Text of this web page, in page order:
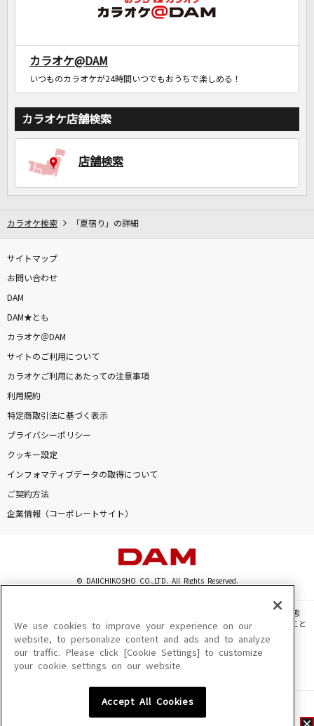
カラオケ@DAM
いつものカラオケが24時間いつでもおうちで楽しめる！
カラオケ店舗検索
店舗検索
カラオケ検索 「夏宿り」の詳細
サイトマップ
お問い合わせ
DAM
DAM★とも
カラオケ＠DAM
サイトのご利用について
カラオケご利用にあたっての注意事項
利用規約
特定商取引法に基づく表示
プライバシーポリシー
クッキー設定
インフォマティブデータの取得について
ご契約方法
企業情報（コーポレートサイト）
© DAIICHIKOSHO CO.,LTD. All Rights Reserved.
このサイトに掲載されている一切の文章・画像・写真・動画・音声等を、手段や形態
を問わず、著作権法の定める範囲を超えて無断で複製、転載、ファイル化などすること
を禁じます。
楽曲及びコンテンツは、機種によりご利用いただけない場合があります。
楽曲及びコンテンツの配信日、配信内容が変更になる場合があります。
We use cookies to improve your experience on our
website, to personalize content and ads and to analyze
our traffic. Please click [Cookie Settings] to customize
your cookie settings on our website.
Accept All Cookies